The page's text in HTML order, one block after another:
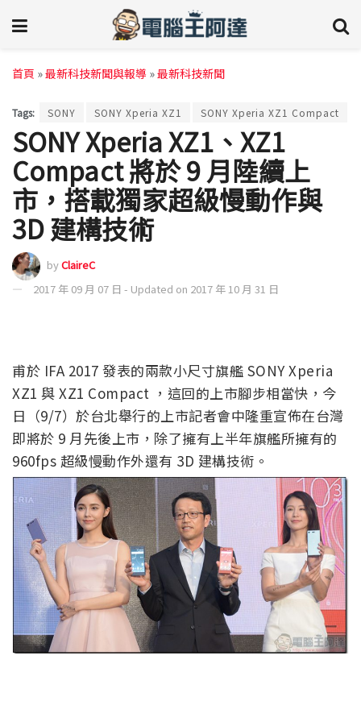
首頁 »最新科技新聞與報導 »最新科技新聞
Tags: SONY SONY Xperia XZ1 SONY Xperia XZ1 Compact
SONY Xperia XZ1、XZ1
Compact 將於 9 月陸續上
市，搭載獨家超級慢動作與
3D 建構技術
byClaireC
2017 年 09 月 07 日 - Updated on 2017 年 10 月 31 日
甫於 IFA 2017 發表的兩款小尺寸旗艦 SONY Xperia
XZ1 與 XZ1 Compact ，這回的上市腳步相當快，今
日（9/7）於台北舉行的上市記者會中隆重宣佈在台灣
即將於 9 月先後上市，除了擁有上半年旗艦所擁有的
960fps 超級慢動作外還有 3D 建構技術。